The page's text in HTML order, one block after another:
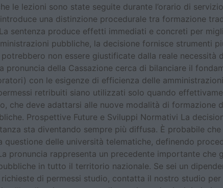
le lezioni sono state seguite durante l’orario di
una distinzione procedurale tra formazione
sentenza produce effetti immediati e concreti per
pubbliche, la decisione fornisce strumenti
non essere giustificate dalla reale
pronuncia della Cassazione cerca di bilanciare il
con le esigenze di efficienza delle
retribuiti siano utilizzati solo quando
che deve adattarsi alle nuove modalità di
Prospettive Future e Sviluppi Normativi La
sta diventando sempre più diffusa. È probabile
questione delle università telematiche, definendo
pronuncia rappresenta un precedente importante
in tutto il territorio nazionale. Se sei un
di permessi studio, contatta il nostro studio